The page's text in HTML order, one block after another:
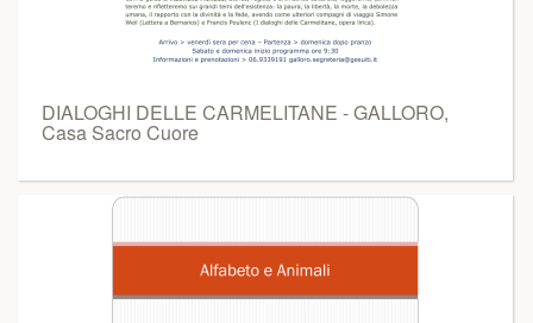
DIALOGHI DELLE CARMELITANE - GALLORO,
Casa Sacro Cuore